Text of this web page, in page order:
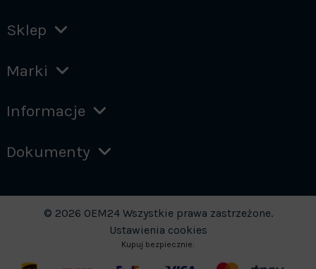
Sklep
Marki
Informacje
Dokumenty
© 2026 OEM24 Wszystkie prawa zastrzeżone.
Ustawienia cookies
Kupuj bezpiecznie: